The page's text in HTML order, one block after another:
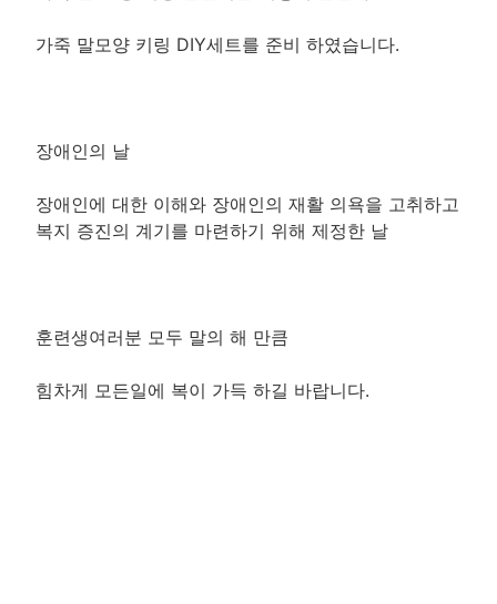
가죽 말모양 키링 DIY세트를 준비 하였습니다.
장애인의 날
장애인에 대한 이해와 장애인의 재활 의욕을 고취하고
복지 증진의 계기를 마련하기 위해 제정한 날
훈련생여러분 모두 말의 해 만큼
힘차게 모든일에 복이 가득 하길 바랍니다.